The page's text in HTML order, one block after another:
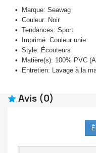
•
Marque: Seawag
• Couleur: Noir
• Tendances: Sport
•
Imprimé: Couleur unie
• Style: Écouteurs
•
Matière(s): 100% PVC
•
Entretien: Lavage à la
Avis (0)